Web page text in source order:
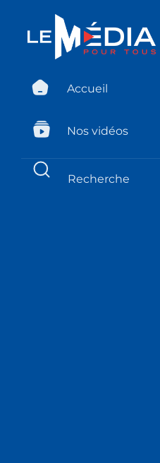
Accueil
Nos vidéos